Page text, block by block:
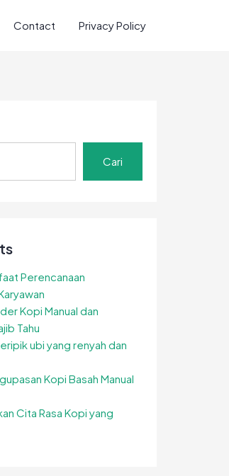
Contact Privacy Policy
Cari
Perencanaan
Kopi Manual dan
Tahu
ubi yang renyah dan
Kopi Basah Manual
Cita Rasa Kopi yang